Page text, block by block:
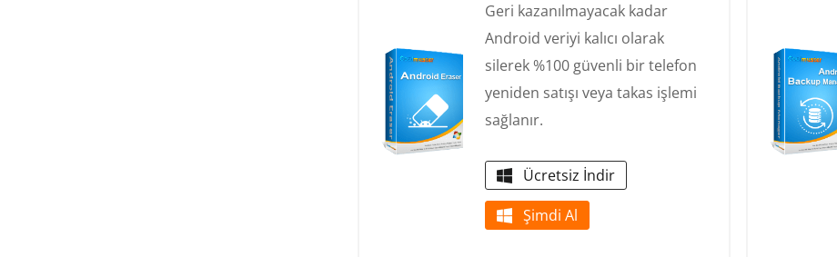
Geri kazanılmayacak kadar
Android veriyi kalıcı olarak
silerek %100 güvenli bir telefon
yeniden satışı veya takas işlemi
sağlanır.
Ücretsiz İndir
Şimdi Al